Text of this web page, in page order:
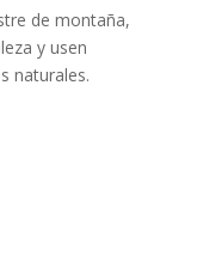
de montaña,
y usen
naturales.